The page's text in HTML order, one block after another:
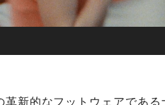
新的なフットウェアであ